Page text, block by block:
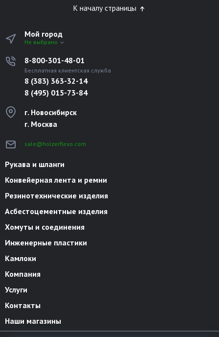
К началу страницы
Мой город
Не выбрано
8-800-301-48-01
Бесплатная клиентская служба
8 (383) 363-32-14
8 (495) 015-73-84
г. Новосибирск
г. Москва
sale@holzerflexo.com
Рукава и шланги
Конвейерная лента и ремни
Резинотехнические изделия
Асбестоцементные изделия
Хомуты и соединения
Инженерные пластики
Камлоки
Компания
Услуги
Контакты
Наши магазины